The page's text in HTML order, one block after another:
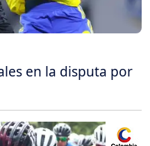
en la disputa por